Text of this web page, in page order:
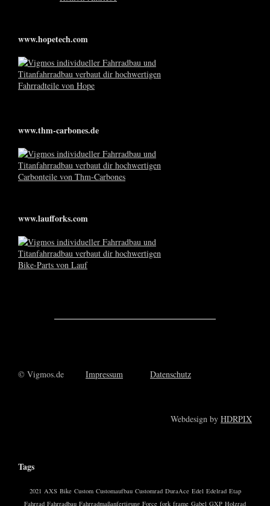
www.hopetech.com
www.thm-carbones.de
www.laufforks.com
© Vigmos.de Impressum Datenschutz
Webdesign by HDRPIX
Tags
2021 AXS Bike Custom Customaufbau Customrad DuraAce Edel Edelrad Etap
Fahrrad Fahrradbau Fahrradmaßanfertigung Force fork frame Gabel GXP Holzrad